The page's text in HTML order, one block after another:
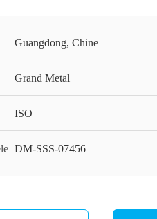
Guangdong, Chine
Grand Metal
ISO
DM-SSS-07456